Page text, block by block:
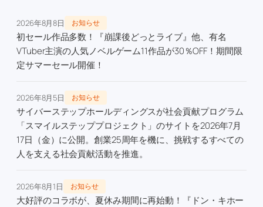
2026年8月8日 お知らせ
初セール作品多数！『崩課後どっとライブ』他、有名
VTuber主演の人気ノベルゲーム11作品が30％OFF！期間限
定サマーセール開催！
2026年8月5日 お知らせ
サイバーステップホールディングスが社会貢献プログラム
「スマイルステッププロジェクト」のサイトを2026年7月
17日（金）に公開。創業25周年を機に、挑戦するすべての
人を支える社会貢献活動を推進。
2026年8月1日 お知らせ
大好評のコラボが、夏休み期間に再始動！『ドン・キホー